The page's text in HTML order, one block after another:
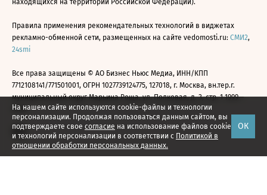
На нашем сайте используются cookie-файлы и технологии
персонализации. Продолжая пользоваться данным сайтом, вы
подтверждаете свое согласие на использование файлов cookie
и технологий персонализации в соответствии с Политикой в
отношении обработки персональных данных.
ОК
находящихся на территории Российской Федерации).
Правила применения рекомендательных технологий в виджетах
рекламно-обменной сети, размещенных на сайте vedomosti.ru: СМИ2,
24smi
Все права защищены © АО Бизнес Ньюс Медиа, ИНН/КПП
7712108141/771501001, ОГРН 1027739124775, 127018, г. Москва, вн.тер.г.
муниципальный округ Марьина Роща, ул. Полковая, д. 3, стр. 1 1999—
2026